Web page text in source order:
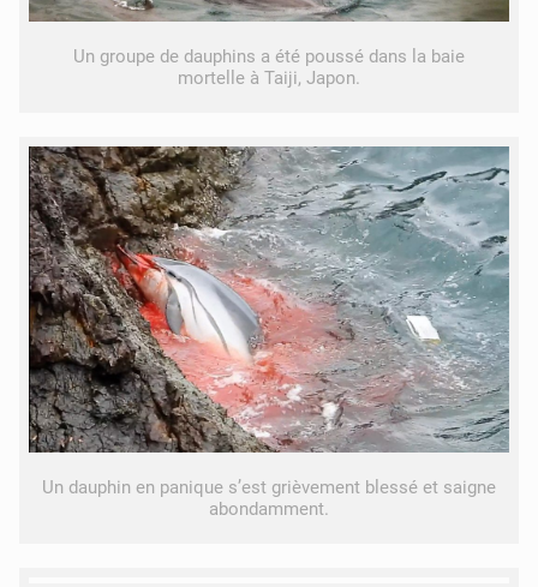
Un groupe de dauphins a été poussé dans la baie
mortelle à Taiji, Japon.
Un dauphin en panique s’est grièvement blessé et saigne
abondamment.